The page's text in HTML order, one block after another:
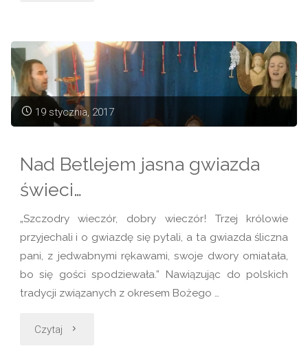
spektakl
„O
niebo
19 stycznia, 2017
Nad Betlejem jasna gwiazda
świeci…
„Szczodry wieczór, dobry wieczór! Trzej królowie
przyjechali i o gwiazdę się pytali, a ta gwiazda śliczna
pani, z jedwabnymi rękawami, swoje dwory omiatała,
bo się gości spodziewała.” Nawiązując do polskich
tradycji związanych z okresem Bożego …
Czytaj "Nad